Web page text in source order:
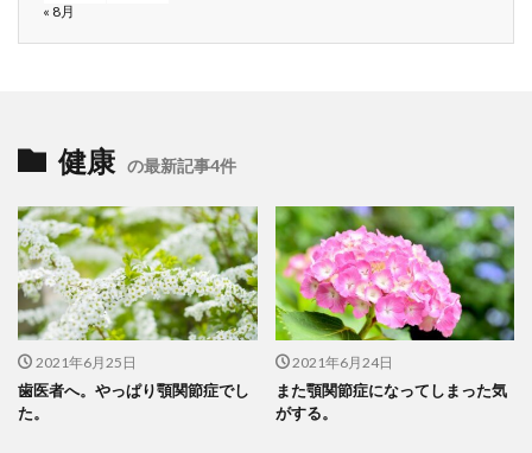
« 8月
健康 の最新記事4件
2021年6月25日
歯医者へ。やっぱり顎関節症でし
た。
2021年6月24日
また顎関節症になってしまった気
がする。